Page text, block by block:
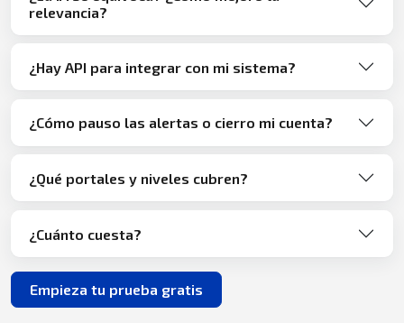
relevancia?
¿Hay API para integrar con mi sistema?
¿Cómo pauso las alertas o cierro mi cuenta?
¿Qué portales y niveles cubren?
¿Cuánto cuesta?
Empieza tu prueba gratis